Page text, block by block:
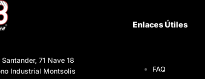
71 Nave 18
Industrial Montsolis
Enlaces Útiles
FAQ